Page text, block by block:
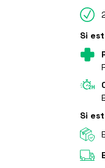
Si
Si